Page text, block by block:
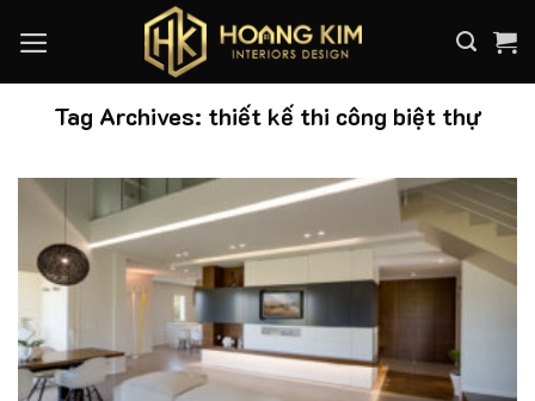
Tag Archives: thiết kế thi công biệt thự